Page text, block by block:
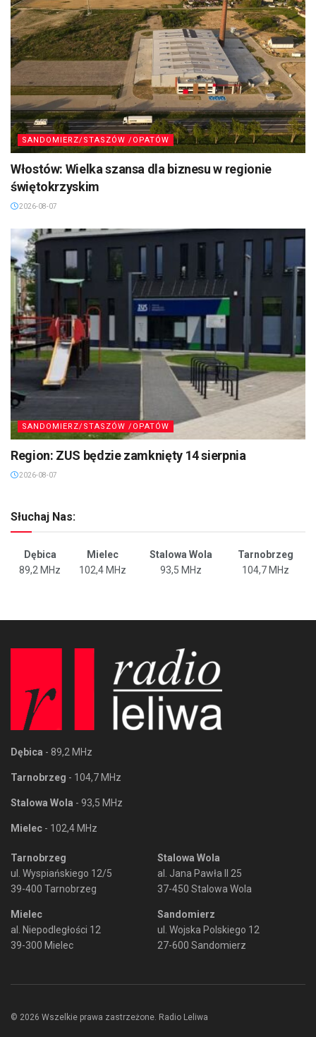
SANDOMIERZ/STASZÓW /OPATÓW
Włostów: Wielka szansa dla biznesu w regionie
świętokrzyskim
2026-08-07
SANDOMIERZ/STASZÓW /OPATÓW
Region: ZUS będzie zamknięty 14 sierpnia
2026-08-07
Słuchaj Nas:
Dębica Mielec Stalowa Wola
Tarnobrzeg
89,2 MHz
102,4 MHz 93,5 MHz 104,7 MHz
Dębica - 89,2 MHz
Tarnobrzeg - 104,7 MHz
Stalowa Wola - 93,5 MHz
Mielec - 102,4 MHz
Tarnobrzeg
ul. Wyspiańskiego 12/5
39-400 Tarnobrzeg
Mielec
al. Niepodległości 12
39-300 Mielec
Stalowa Wola
al. Jana Pawła II 25
37-450 Stalowa Wola
Sandomierz
ul. Wojska Polskiego 12
27-600 Sandomierz
© 2026 Wszelkie prawa zastrzeżone. Radio Leliwa